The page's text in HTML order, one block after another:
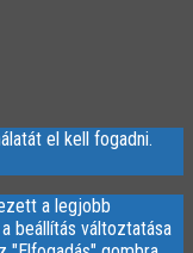
el kell fogadni.
a legjobb
beállítás változtatása